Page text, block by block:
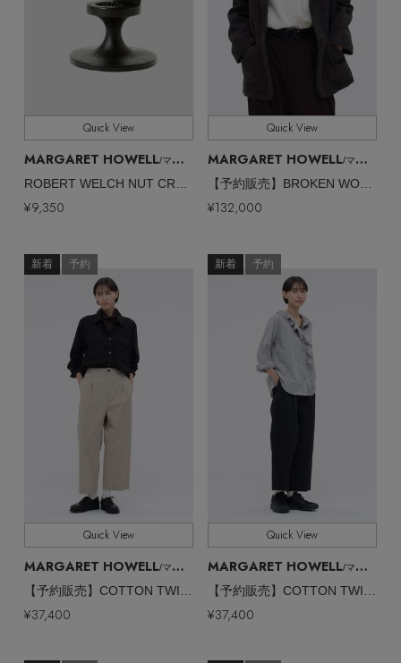
ルームウェア・パジャマ
クラッチバッグ
スーツケース
レッグウェア
ポーチ
その他(傘・ハンカチ・時計など)
コサージュ・ブローチ
アンクレット
チャーム
バッグ・小物
水着・スイムウェア
NEW IN BRAND
BRAND NEWS
HOT STYLE
EDITOR'S CLOSET
メルマガ PICKUP
販売状況 すべて
全ての価格
Quick View
MARGARET HOWELL/マーガレット・ハウエル
¥9,350
Quick View
MARGARET HOWELL/マーガレット・ハウエル
¥132,000
新着 予約
Quick View
MARGARET HOWELL/マーガレット・ハウエル
¥37,400
新着 予約
Quick View
MARGARET HOWELL/マーガレット・ハウエル
¥37,400